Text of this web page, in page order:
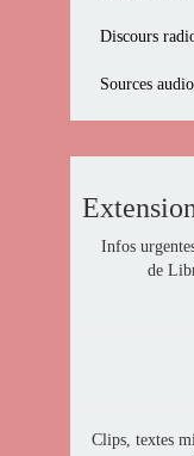
Discours
Sources
Infos
de
Clips, textes